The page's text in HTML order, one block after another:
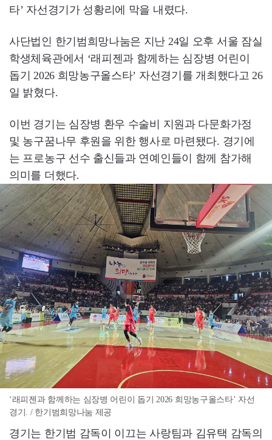
타’ 자선경기가 성황리에 막을 내렸다.
사단법인 한기범희망나눔은 지난 24일 오후 서울 잠실
학생체육관에서 ‘래피젠과 함께하는 심장병 어린이
돕기 2026 희망농구올스타’ 자선경기를 개최했다고 26
일 밝혔다.
이번 경기는 심장병 환우 수술비 지원과 다문화가정
및 농구꿈나무 후원을 위한 행사로 마련됐다. 경기에
는 프로농구 선수 출신들과 연예인들이 함께 참가해
의미를 더했다.
‘래피젠과 함께하는 심장병 어린이 돕기 2026 희망농구올스타’ 자선
경기. / 한기범희망나눔 제공
경기는 한기범 감독이 이끄는 사랑팀과 김유택 감독의